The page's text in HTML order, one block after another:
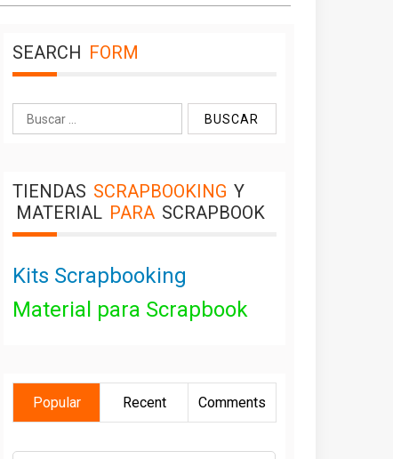
SEARCH FORM
Buscar:
TIENDAS SCRAPBOOKING Y
MATERIAL PARA SCRAPBOOK
Kits Scrapbooking
Material para Scrapbook
Popular Recent Comments